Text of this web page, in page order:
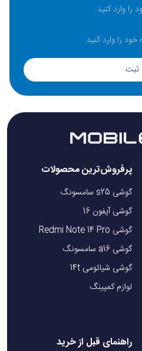
ثبت
پرفروش‌ترین محصولات
گوشی s25 سامسونگ
گوشی آیفون 16
گوشی Redmi Note 14 Pro
گوشی a16 سامسونگ
گوشی شیائومی 14t
لوازم کمپینگ
راهنمای قبل از خرید